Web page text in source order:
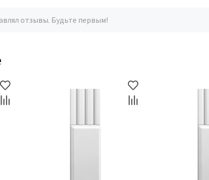
отзывы. Будьте первым!